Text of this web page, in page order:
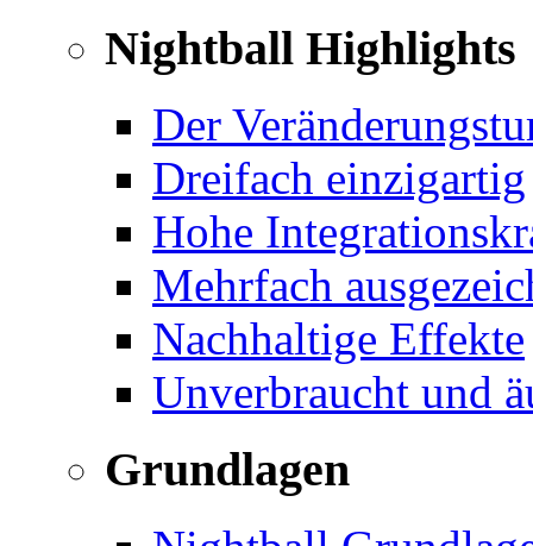
Nightball Highlights
Der
Dreifach einzigartig
Hohe
Mehrfach
Nachhaltige Effekte
Unverbraucht und
Grundlagen